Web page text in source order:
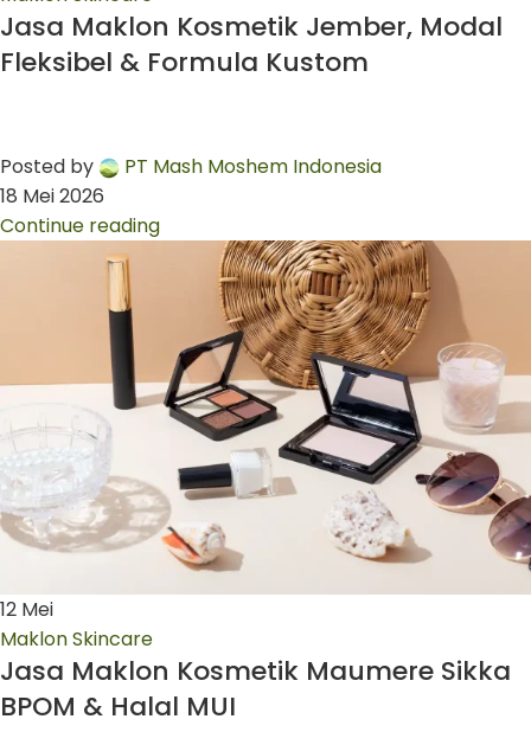
Jasa Maklon Kosmetik Jember, Modal
Fleksibel & Formula Kustom
Posted by
PT Mash Moshem Indonesia
18 Mei 2026
Continue reading
12 Mei
Maklon Skincare
Jasa Maklon Kosmetik Maumere Sikka
BPOM & Halal MUI